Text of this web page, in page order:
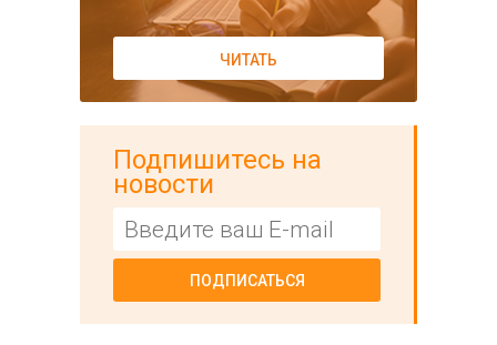
ЧИТАТЬ
Подпишитесь на
новости
ПОДПИСАТЬСЯ